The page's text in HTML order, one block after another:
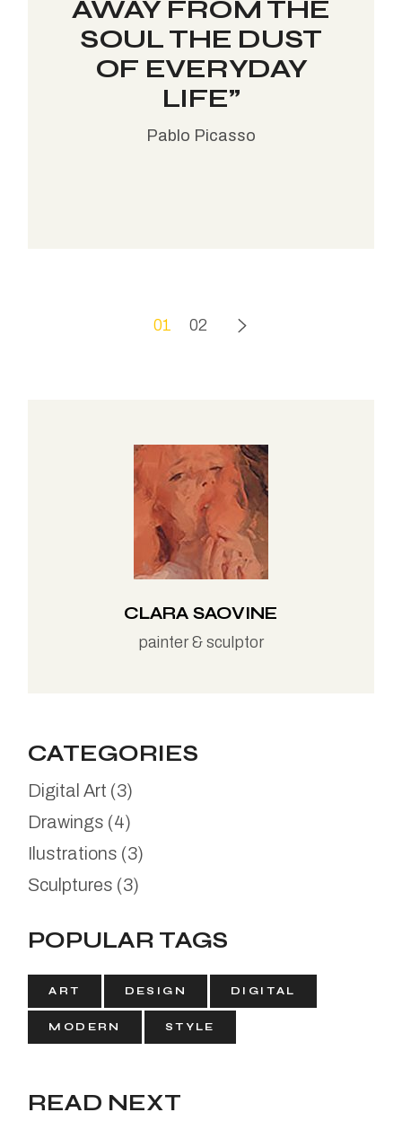
AWAY FROM THE
SOUL THE DUST
OF EVERYDAY
LIFE”
Pablo Picasso
POSTS01 02
CLARA SAOVINE
painter & sculptor
CATEGORIES
Digital Art (3)
Drawings (4)
Ilustrations (3)
Sculptures (3)
POPULAR TAGS
ART DESIGN DIGITAL
MODERN STYLE
READ NEXT